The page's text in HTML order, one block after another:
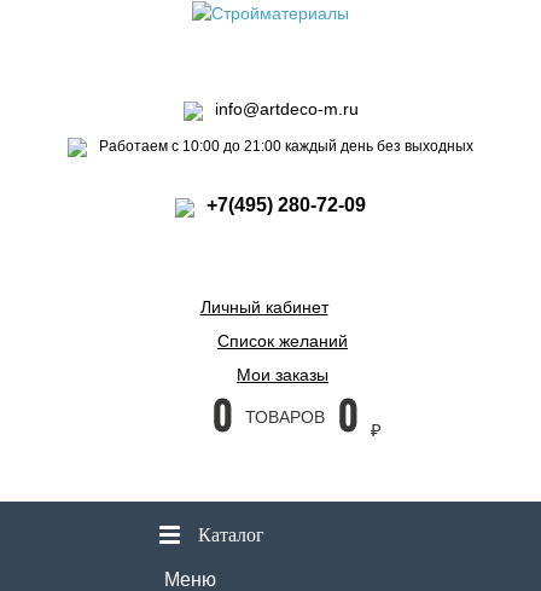
info@artdeco-m.ru
Работаем с 10:00 до 21:00 каждый день без выходных
+7(495) 280-72-09
Личный кабинет
Список желаний
Мои заказы
0 ТОВАРОВ 0 ₽
Каталог
Меню